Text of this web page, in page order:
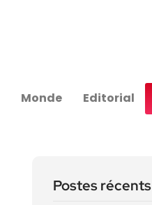
Monde Editorial
Postes récents